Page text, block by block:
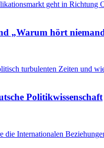
geht in
„Warum hört
turbulenten Zeiten und
Politikwissenschaft
die Internationalen